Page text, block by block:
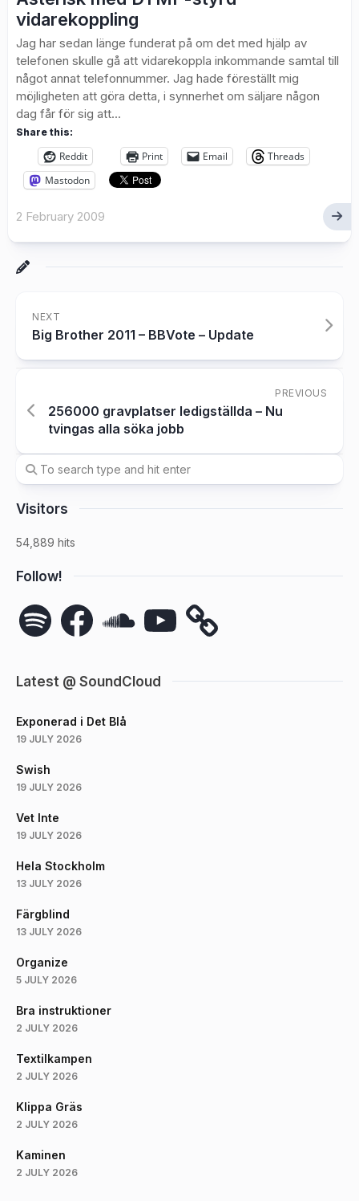
vidarekoppling
Jag har sedan länge funderat på om det med hjälp av
telefonen skulle gå att vidarekoppla inkommande samtal till
något annat telefonnummer. Jag hade föreställt mig
möjligheten att göra detta, i synnerhet om säljare någon
dag får för sig att...
Share this:
Reddit Print Email
Threads
Mastodon
2 February 2009
NEXT
Big Brother 2011 – BBVote – Update
PREVIOUS
256000 gravplatser ledigställda – Nu
tvingas alla söka jobb
Visitors
54,889 hits
Follow!
Spotify Facebook YouTube
Latest @ SoundCloud
Exponerad i Det Blå
19 JULY 2026
Swish
19 JULY 2026
Vet Inte
19 JULY 2026
Hela Stockholm
13 JULY 2026
Färgblind
13 JULY 2026
Organize
5 JULY 2026
Bra instruktioner
2 JULY 2026
Textilkampen
2 JULY 2026
Klippa Gräs
2 JULY 2026
Kaminen
2 JULY 2026